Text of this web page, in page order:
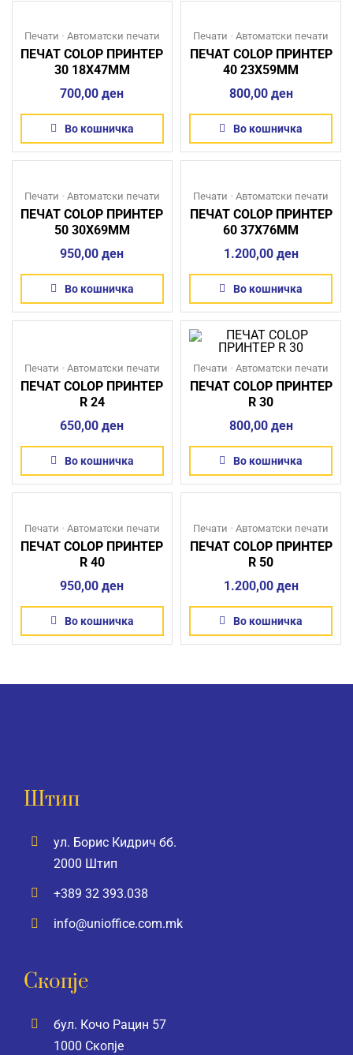
Печати • Автоматски печати
ПЕЧАТ COLOP ПРИНТЕР
30 18X47MM
700,00ден
Во кошничка
Печати • Автоматски печати
ПЕЧАТ COLOP ПРИНТЕР
40 23X59MM
800,00 ден
Во кошничка
Печати • Автоматски печати
ПЕЧАТ COLOP ПРИНТЕР
50 30X69MM
950,00ден
Во кошничка
Печати • Автоматски печати
ПЕЧАТ COLOP ПРИНТЕР
60 37X76MM
1.200,00 ден
Во кошничка
Печати • Автоматски печати
ПЕЧАТ COLOP ПРИНТЕР
R 24
650,00ден
Во кошничка
Печати • Автоматски печати
ПЕЧАТ COLOP ПРИНТЕР
R 30
800,00 ден
Во кошничка
Печати • Автоматски печати
ПЕЧАТ COLOP ПРИНТЕР
R 40
950,00ден
Во кошничка
Печати • Автоматски печати
ПЕЧАТ COLOP ПРИНТЕР
R 50
1.200,00 ден
Во кошничка
Штип
ул. Борис Кидрич бб.
2000 Штип
+389 32 393.038
info@unioffice.com.mk
Скопје
бул. Кочо Рацин 57
1000 Скопје